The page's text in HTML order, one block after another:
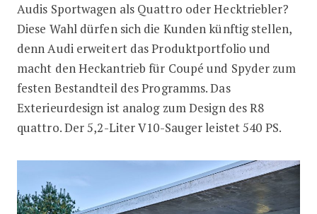
Audi R8 V10 RWD – Heckantrieb für
Audis Sportwagen als Quattro oder Hecktriebler?
Diese Wahl dürfen sich die Kunden künftig stellen,
denn Audi erweitert das Produktportfolio und
macht den Heckantrieb für Coupé und Spyder zum
festen Bestandteil des Programms. Das
Exterieurdesign ist analog zum Design des R8
quattro. Der 5,2-Liter V10-Sauger leistet 540 PS.